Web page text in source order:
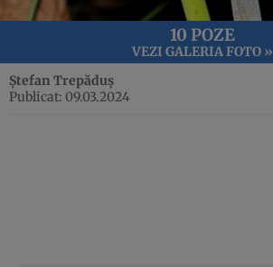
10 POZE
VEZI GALERIA FOTO »
Ștefan Trepăduș
Publicat: 09.03.2024